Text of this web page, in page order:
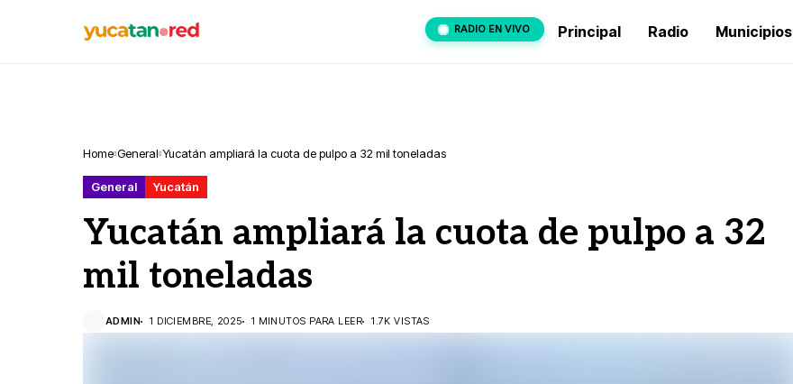
RADIO EN VIVO Principal Radio Municipios
Home General Yucatán ampliará la cuota de pulpo a 32 mil toneladas
General Yucatán
Yucatán ampliará la cuota de pulpo a 32
mil toneladas
ADMIN 1 DICIEMBRE, 2025 1 MINUTOS PARA LEER 1.7K VISTAS